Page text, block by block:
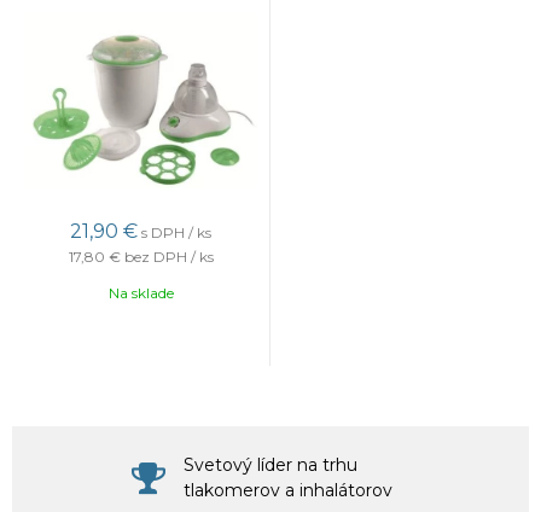
21,90 € s DPH / ks
17,80 € bez DPH / ks
Na sklade
Svetový líder na trhu
tlakomerov a inhalátorov